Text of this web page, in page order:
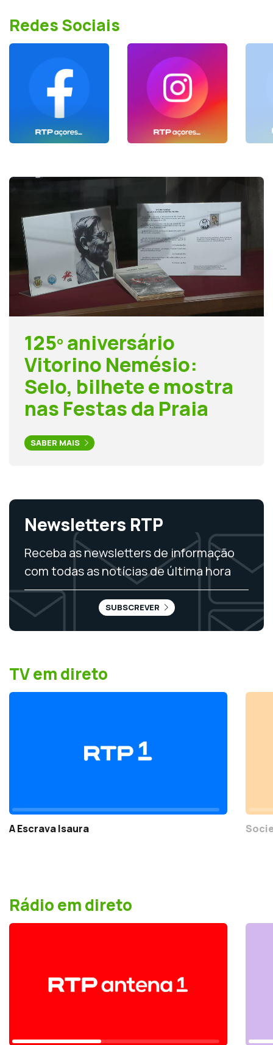
Redes Sociais
125º aniversário
Vitorino Nemésio:
Selo, bilhete e mostra
nas Festas da Praia
SABER MAIS
Newsletters RTP
Receba as newsletters de informação
com todas as notícias de última hora
SUBSCREVER
TV em direto
A Escrava Isaura
Rádio em direto